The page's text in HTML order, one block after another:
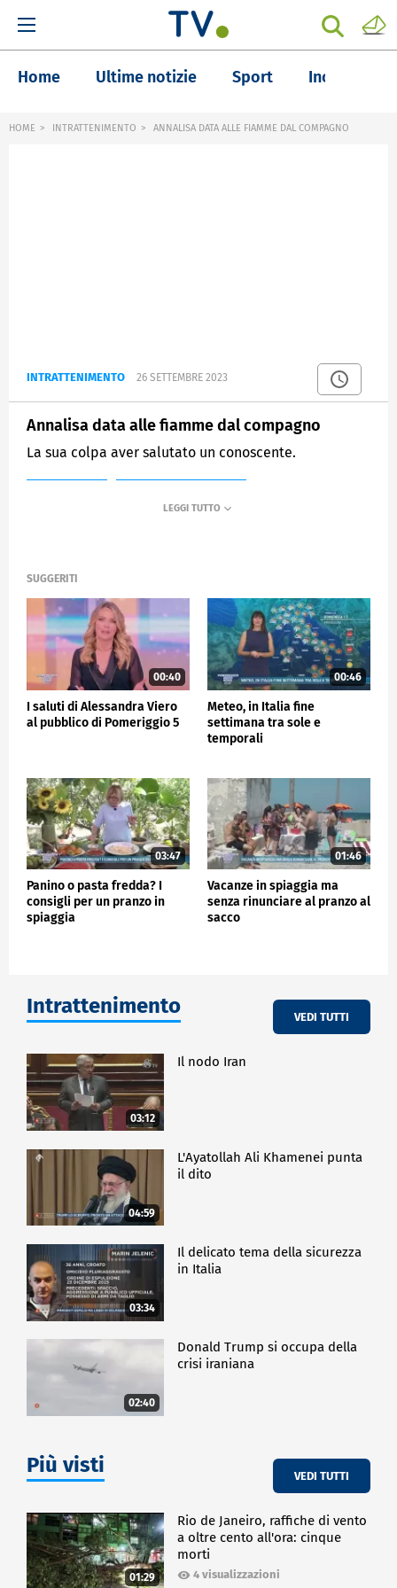
Home Ultime notizie Sport Inchieste
HOME INTRATTENIMENTO ANNALISA DATA ALLE FIAMME DAL COMPAGNO
INTRATTENIMENTO 26 SETTEMBRE 2023
Annalisa data alle fiamme dal compagno
La sua colpa aver salutato un conoscente.
SUGGERITI
00:40
I saluti di Alessandra Viero
al pubblico di Pomeriggio 5
00:46
Meteo, in Italia fine
settimana tra sole e
temporali
03:47
Panino o pasta fredda? I
consigli per un pranzo in
spiaggia
01:46
Vacanze in spiaggia ma
senza rinunciare al pranzo al
sacco
Intrattenimento VEDI TUTTI
03:12
Il nodo Iran
04:59
L'Ayatollah Ali Khamenei punta
il dito
03:34
Il delicato tema della sicurezza
in Italia
02:40
Donald Trump si occupa della
crisi iraniana
Più visti VEDI TUTTI
01:29
Rio de Janeiro, raffiche di vento
a oltre cento all'ora: cinque
morti
4 visualizzazioni